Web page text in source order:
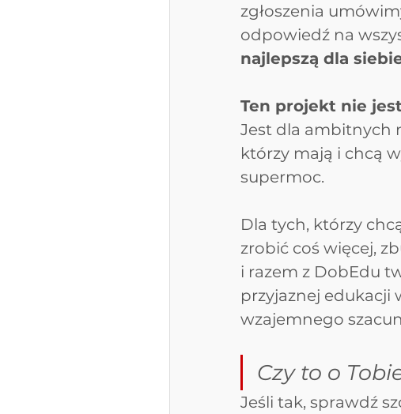
zgłoszenia
odpowiedź na
najlepszą dla
Ten projekt nie
Jest dla ambitnych
którzy mają i chcą
supermoc.
Dla tych, którzy
zrobić coś więcej,
i razem z DobEdu
przyjaznej edukacji
wzajemnego
Czy to o
Jeśli tak, sprawdź